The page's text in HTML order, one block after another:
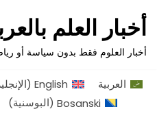
تخطى
إلى
أخبار العلم
أخبار العلوم فقط بدون سياسة أو
العربية English
(
Bosanski
(البوسنية)